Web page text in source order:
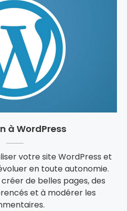
à WordPress
votre site WordPress et
en toute autonomie.
de belles pages, des
et à modérer les